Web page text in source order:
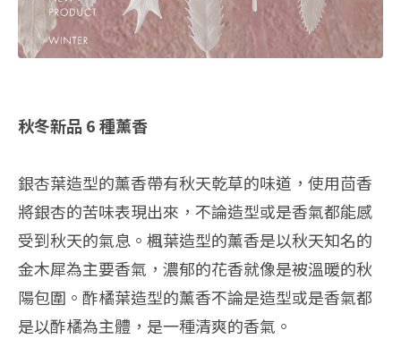
秋冬新品 6 種薰香
銀杏葉造型的薰香帶有秋天乾草的味道，使用茴香
將銀杏的苦味表現出來，不論造型或是香氣都能感
受到秋天的氣息。楓葉造型的薰香是以秋天知名的
金木犀為主要香氣，濃郁的花香就像是被溫暖的秋
陽包圍。酢橘葉造型的薰香不論是造型或是香氣都
是以酢橘為主體，是一種清爽的香氣。